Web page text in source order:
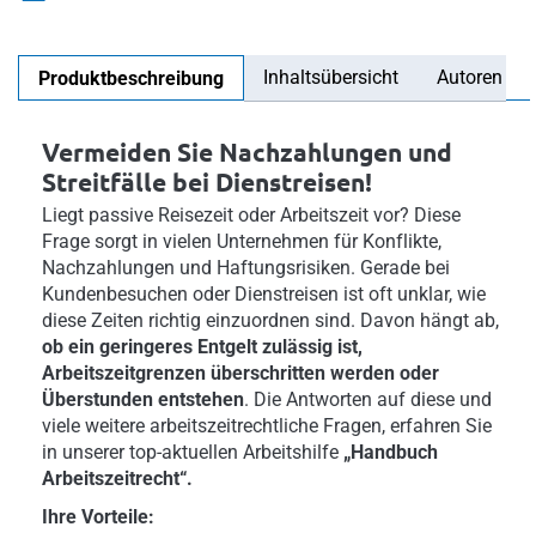
Produktbeschreibung Inhaltsübersicht Autoren
Vermeiden Sie Nachzahlungen und
Streitfälle bei Dienstreisen!
Liegt passive Reisezeit oder Arbeitszeit vor? Diese
Frage sorgt in vielen Unternehmen für Konflikte,
Nachzahlungen und Haftungsrisiken. Gerade bei
Kundenbesuchen oder Dienstreisen ist oft unklar, wie
diese Zeiten richtig einzuordnen sind. Davon hängt ab,
ob ein geringeres Entgelt zulässig ist,
Arbeitszeitgrenzen überschritten werden oder
Überstunden entstehen. Die Antworten auf diese und
viele weitere arbeitszeitrechtliche Fragen, erfahren Sie
in unserer top-aktuellen Arbeitshilfe „Handbuch
Arbeitszeitrecht“.
Ihre Vorteile: